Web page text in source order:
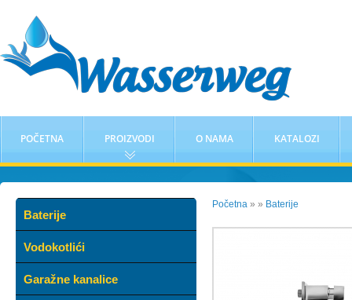
POČETNA PROIZVODI O NAMA KATALOZI
Baterije
Vodokotlići
Garažne kanalice
Početna » » Baterije